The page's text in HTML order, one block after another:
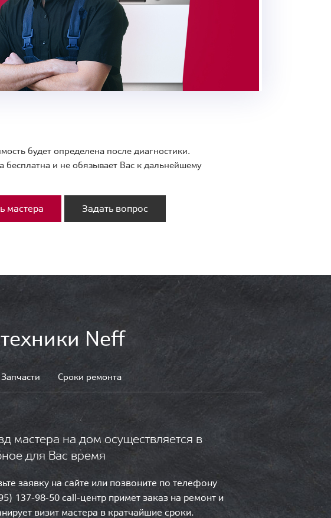
будет определена после диагностики.
бесплатна и не обязывает Вас к дальнейшему
мастера Задать вопрос
Neff
Запчасти Сроки ремонта
мастера на дом осуществляется в
для Вас время
заявку на сайте или позвоните по телефону
137-98-50 call-центр примет заказ на ремонт и
визит мастера в кратчайшие сроки.